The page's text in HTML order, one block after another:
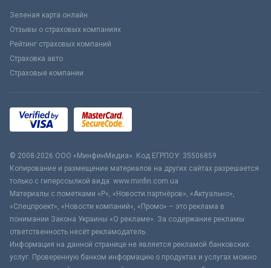
Зеленая карта онлайн
Отзывы о страховых компаниях
Рейтинг страховых компаний
Страховка авто
Страховые компании
© 2008-2026 ООО «МинфинМедиа». Код ЕГРПОУ: 35506859
Копирование и размещение материалов на других сайтах разрешается
только с гиперссылкой вида: www.minfin.com.ua
Материалы с пометками «Р», «Новости партнёров», «Актуально»,
«Спецпроект», «Новости компаний», «Промо» – это реклама в
понимании Закона Украины «О рекламе». За содержание рекламы
ответственность несёт рекламодатель.
Информация на данной странице не является рекламой банковских
услуг. Проверенную банком информацию о продуктах и услугах можно